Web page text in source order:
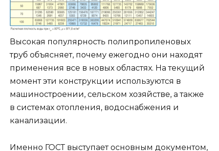
Высокая популярность полипропиленовых
труб объясняет, почему ежегодно они находят
применения все в новых областях. На текущий
момент эти конструкции используются в
машиностроении, сельском хозяйстве, а также
в системах отопления, водоснабжения и
канализации.
Именно ГОСТ выступает основным документом,